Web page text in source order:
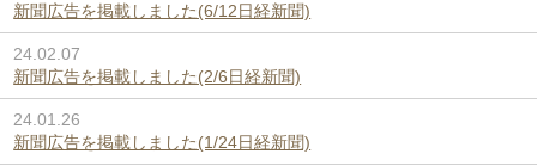
新聞広告を掲載しました(6/12日経新聞)
24.02.07
新聞広告を掲載しました(2/6日経新聞)
24.01.26
新聞広告を掲載しました(1/24日経新聞)